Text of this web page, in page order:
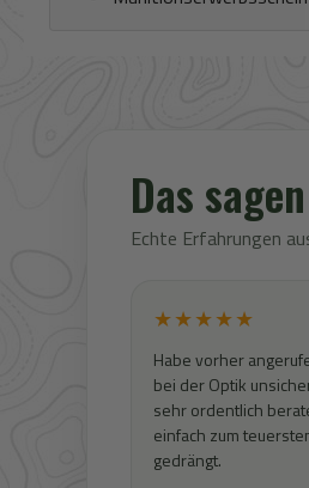
Das
Echte Erfahrungen
★★★★★
Habe vorher
bei der Optik
sehr ordentlich
einfach zum
gedrängt.